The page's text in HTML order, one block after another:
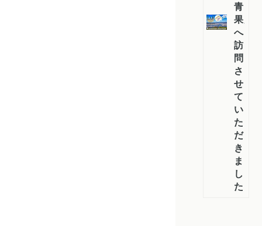
青
果」
へ
訪
問
さ
せ
て
い
た
だ
き
ま
し
た